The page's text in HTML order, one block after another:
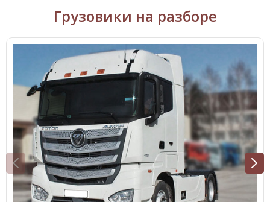
Грузовики на разборе